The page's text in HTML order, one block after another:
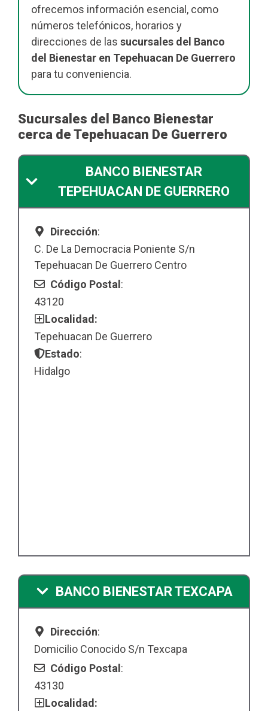
ofrecemos información esencial, como
números telefónicos, horarios y
direcciones de las sucursales del Banco
del Bienestar en Tepehuacan De Guerrero
para tu conveniencia.
Sucursales del Banco Bienestar
cerca de Tepehuacan De Guerrero
BANCO BIENESTAR
TEPEHUACAN DE GUERRERO
Dirección:
C. De La Democracia Poniente S/n
Tepehuacan De Guerrero Centro
Código Postal:
43120
Localidad:
Tepehuacan De Guerrero
Estado:
Hidalgo
BANCO BIENESTAR TEXCAPA
Dirección:
Domicilio Conocido S/n Texcapa
Código Postal:
43130
Localidad: